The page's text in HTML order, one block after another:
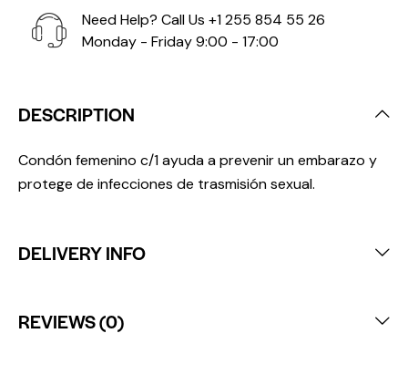
Need Help? Call Us +1 255 854 55 26
Monday - Friday 9:00 - 17:00
DESCRIPTION
Condón femenino c/1 ayuda a prevenir un embarazo y
protege de infecciones de trasmisión sexual.
DELIVERY INFO
REVIEWS (0)